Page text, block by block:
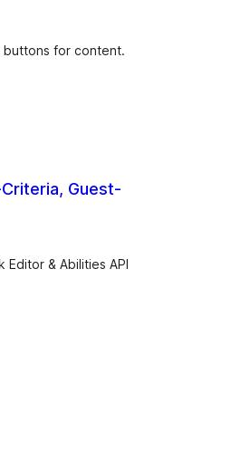
buttons for content.
Guest-
Editor & Abilities API